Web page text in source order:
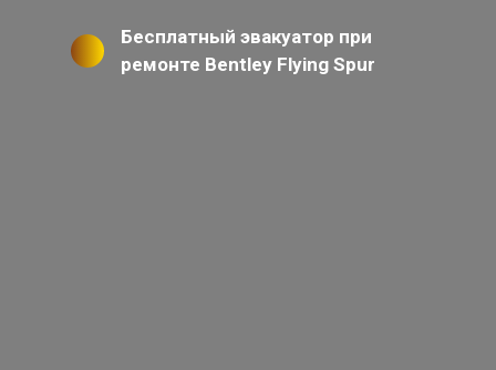
Бесплатный эвакуатор при
ремонте Bentley Flying Spur